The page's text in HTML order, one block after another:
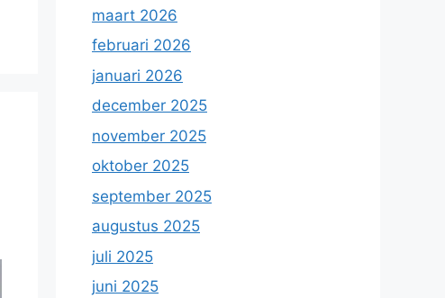
maart 2026
februari 2026
januari 2026
december 2025
november 2025
oktober 2025
september 2025
augustus 2025
juli 2025
juni 2025